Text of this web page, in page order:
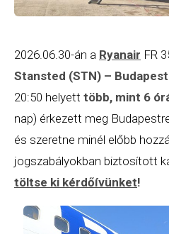
2026.06.30-án a Ryanair FR
Stansted (STN) – Budapest
20:50 helyett több, mint 6
nap) érkezett meg
és szeretne minél előbb
jogszabályokban biztosított
töltse ki kérdőívünket!